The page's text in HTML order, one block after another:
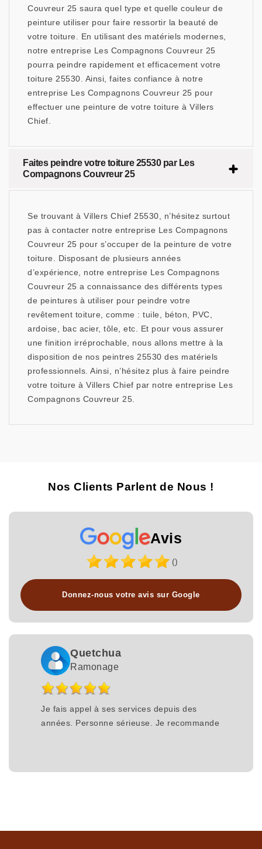
Couvreur 25 saura quel type et quelle couleur de
peinture utiliser pour faire ressortir la beauté de
votre toiture. En utilisant des matériels modernes,
notre entreprise Les Compagnons Couvreur 25
pourra peindre rapidement et efficacement votre
toiture 25530. Ainsi, faites confiance à notre
entreprise Les Compagnons Couvreur 25 pour
effectuer une peinture de votre toiture à Villers
Chief.
Faites peindre votre toiture 25530 par Les
Compagnons Couvreur 25
Se trouvant à Villers Chief 25530, n’hésitez surtout
pas à contacter notre entreprise Les Compagnons
Couvreur 25 pour s’occuper de la peinture de votre
toiture. Disposant de plusieurs années
d’expérience, notre entreprise Les Compagnons
Couvreur 25 a connaissance des différents types
de peintures à utiliser pour peindre votre
revêtement toiture, comme : tuile, béton, PVC,
ardoise, bac acier, tôle, etc. Et pour vous assurer
une finition irréprochable, nous allons mettre à la
disposition de nos peintres 25530 des matériels
professionnels. Ainsi, n’hésitez plus à faire peindre
votre toiture à Villers Chief par notre entreprise Les
Compagnons Couvreur 25.
Nos Clients Parlent de Nous !
Avis
()
Donnez-nous votre avis sur Google
Quetchua
Ramonage
Je fais appel à ses services depuis des
années. Personne sérieuse. Je recommande